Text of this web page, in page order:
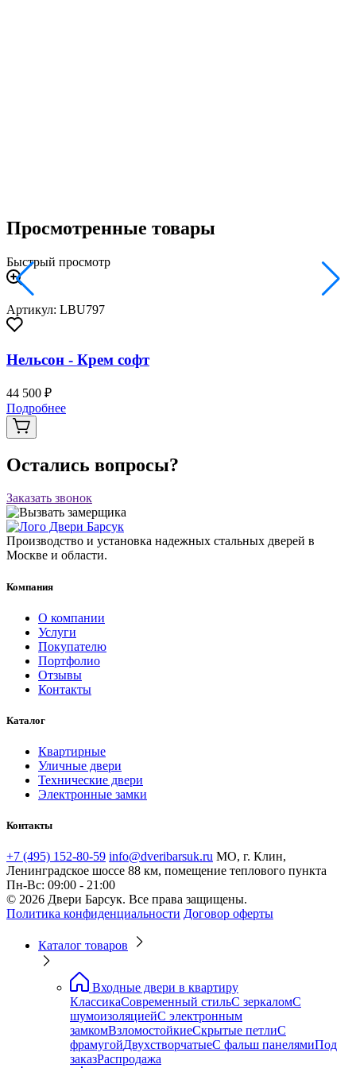
Просмотренные товары
Быстрый просмотр
Артикул: LBU797
Нельсон - Крем софт
44 500 ₽
Подробнее
Остались вопросы?
Заказать звонок
Производство и установка надежных стальных дверей в
Москве и области.
Компания
О компании
Услуги
Покупателю
Портфолио
Отзывы
Контакты
Каталог
Квартирные
Уличные двери
Технические двери
Электронные замки
Контакты
+7 (495) 152-80-59 info@dveribarsuk.ru МО, г. Клин,
Ленинградское шоссе 88 км, помещение теплового пункта
Пн-Вс: 09:00 - 21:00
© 2026 Двери Барсук. Все права защищены.
Политика конфиденциальности Договор оферты
Каталог товаров
Входные двери в квартиру
КлассикаСовременный стильС зеркаломС
шумоизоляциейС электронным
замкомВзломостойкиеСкрытые петлиС
фрамугойДвухстворчатыеС фальш панелямиПод
заказРаспродажа